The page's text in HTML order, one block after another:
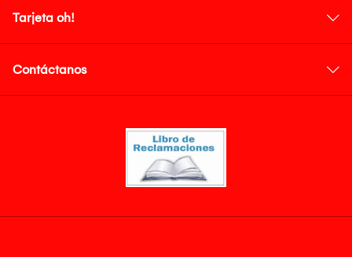
Tarjeta oh!
Contáctanos